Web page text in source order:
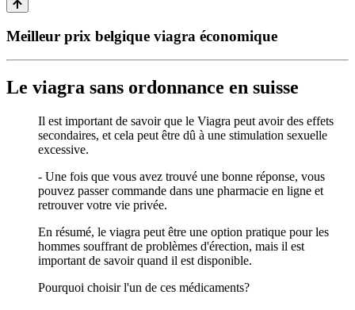
Meilleur prix belgique viagra économique
Le viagra sans ordonnance en suisse
Il est important de savoir que le Viagra peut avoir des effets
secondaires, et cela peut être dû à une stimulation sexuelle
excessive.
- Une fois que vous avez trouvé une bonne réponse, vous
pouvez passer commande dans une pharmacie en ligne et
retrouver votre vie privée.
En résumé, le viagra peut être une option pratique pour les
hommes souffrant de problèmes d'érection, mais il est
important de savoir quand il est disponible.
Pourquoi choisir l'un de ces médicaments?